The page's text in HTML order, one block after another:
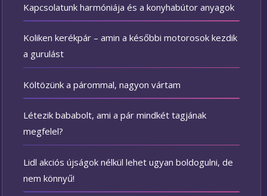
Kapcsolatunk harmóniája és a konyhabútor anyagok
Koliken kerékpár – amin a későbbi motorosok kezdik
a gurulást
Költözünk a párommal, nagyon vártam
Létezik bababolt, ami a pár mindkét tagjának
megfelel?
Lidl akciós újságok nélkül lehet ugyan boldogulni, de
nem könnyű!